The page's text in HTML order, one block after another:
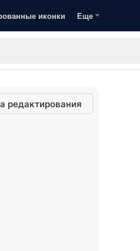
иконки Еще
редактирования